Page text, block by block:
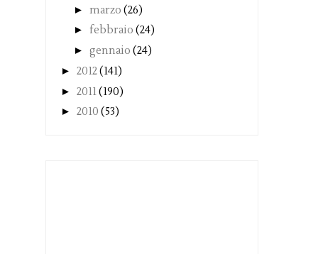
► marzo (26)
► febbraio (24)
► gennaio (24)
► 2012(141)
► 2011(190)
► 2010 (53)